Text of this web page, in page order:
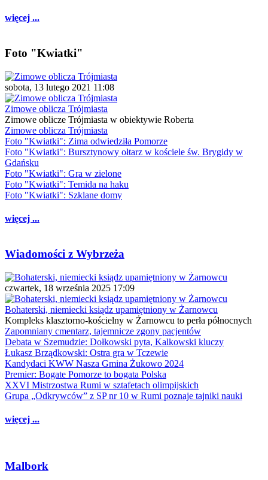
więcej ...
Foto "Kwiatki"
sobota, 13 lutego 2021 11:08
Zimowe oblicza Trójmiasta
Zimowe oblicze Trójmiasta w obiektywie Roberta
Zimowe oblicza Trójmiasta
Foto "Kwiatki": Zima odwiedziła Pomorze
Foto "Kwiatki": Bursztynowy ołtarz w kościele św. Brygidy w
Gdańsku
Foto "Kwiatki": Gra w zielone
Foto "Kwiatki": Temida na haku
Foto "Kwiatki": Szklane domy
więcej ...
Wiadomości z Wybrzeża
czwartek, 18 września 2025 17:09
Bohaterski, niemiecki ksiądz upamiętniony w Żarnowcu
Kompleks klasztorno-kościelny w Żarnowcu to perła północnych
Zapomniany cmentarz, tajemnicze zgony pacjentów
Debata w Szemudzie: Dołkowski pyta, Kalkowski kluczy
Łukasz Brządkowski: Ostra gra w Tczewie
Kandydaci KWW Nasza Gmina Żukowo 2024
Premier: Bogate Pomorze to bogata Polska
XXVI Mistrzostwa Rumi w sztafetach olimpijskich
Grupa „Odkrywców” z SP nr 10 w Rumi poznaje tajniki nauki
więcej ...
Malbork